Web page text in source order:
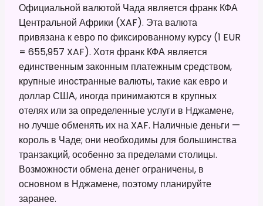
Официальной валютой Чада является франк КФА
Центральной Африки (XAF). Эта валюта
привязана к евро по фиксированному курсу (1 EUR
= 655,957 XAF). Хотя франк КФА является
единственным законным платежным средством,
крупные иностранные валюты, такие как евро и
доллар США, иногда принимаются в крупных
отелях или за определенные услуги в Нджамене,
но лучше обменять их на XAF. Наличные деньги —
король в Чаде; они необходимы для большинства
транзакций, особенно за пределами столицы.
Возможности обмена денег ограничены, в
основном в Нджамене, поэтому планируйте
заранее.